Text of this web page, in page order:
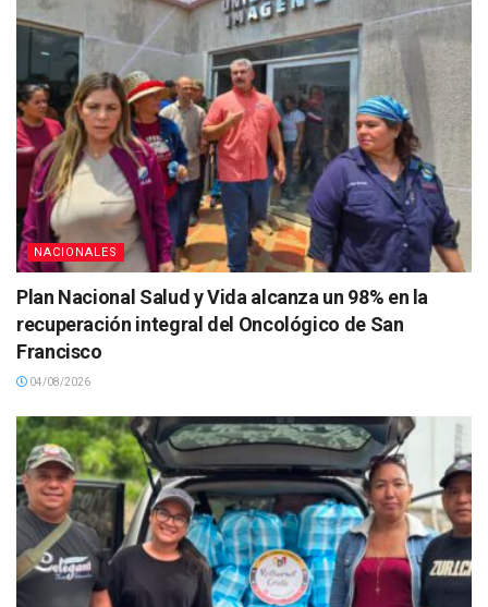
NACIONALES
Plan Nacional Salud y Vida alcanza un 98% en la
recuperación integral del Oncológico de San
Francisco
04/08/2026